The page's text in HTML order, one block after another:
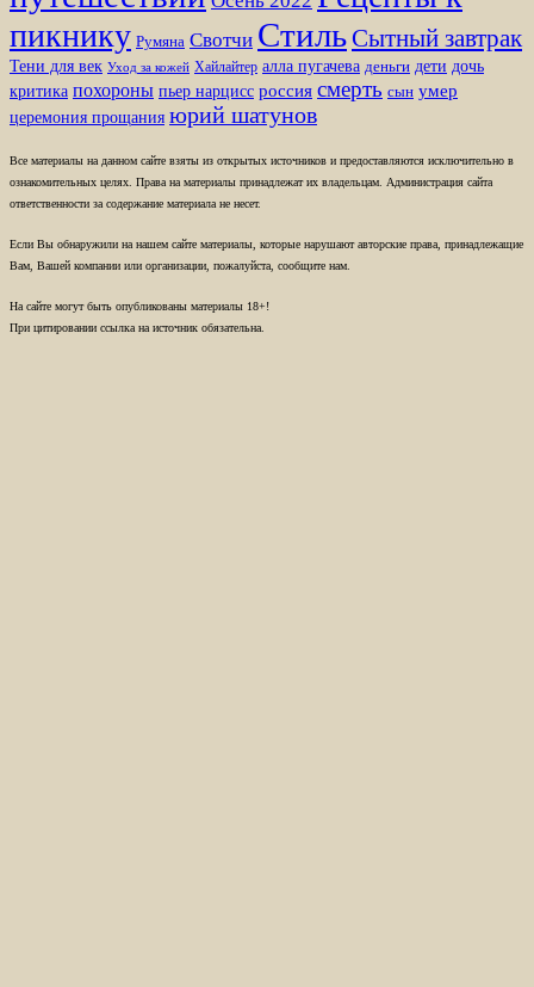
пикнику Румяна Свотчи СтильСытный завтрак
Тени для век Уход за кожей Хайлайтер алла пугачева деньги дети дочь
критика похороны пьер нарцисс россия смерть сын умер
церемония прощания юрий шатунов
Все материалы на данном сайте взяты из открытых источников и предоставляются исключительно в
ознакомительных целях. Права на материалы принадлежат их владельцам. Администрация сайта
ответственности за содержание материала не несет.
Если Вы обнаружили на нашем сайте материалы, которые нарушают авторские права, принадлежащие
Вам, Вашей компании или организации, пожалуйста, сообщите нам.
На сайте могут быть опубликованы материалы 18+!
При цитировании ссылка на источник обязательна.